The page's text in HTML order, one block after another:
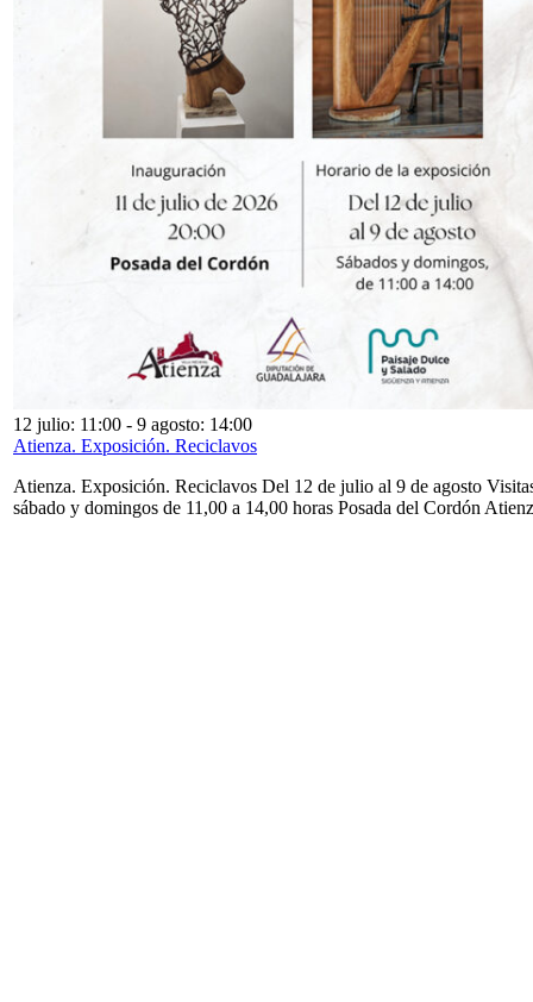
12 julio: 11:00 - 9 agosto: 14:00
Atienza. Exposición. Reciclavos
Atienza. Exposición. Reciclavos Del 12 de julio al 9 de agosto
sábado y domingos de 11,00 a 14,00 horas Posada del Cordón